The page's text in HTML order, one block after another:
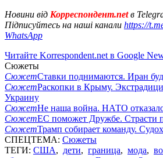
Новини від Корреспондент.netв
Підписуйтесь на наші канали https://
WhatsApp
Читайте Korrespondent.net в Google
Сюжеты
СюжетСтавки поднимаются. Иран
СюжетРаскопки в Крыму.
Украину
СюжетНе наша война. НАТО
СюжетЕС поможет Дружбе. Страсти
СюжетТрамп собирает команду.
СПЕЦТЕМА: Сюжеты
ТЕГИ: США, дети, граница, мода,